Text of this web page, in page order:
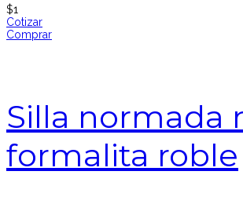
$1
Cotizar
Comprar
Silla normada
formalita roble